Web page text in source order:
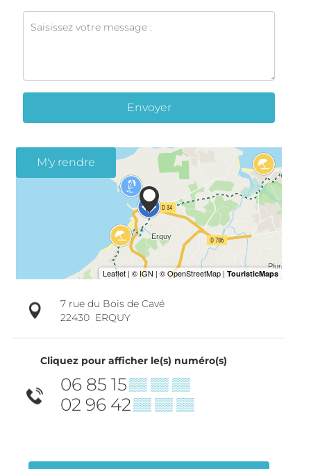
Envoyer
M'y rendre
7 rue du Bois de Cavé
22430 ERQUY
Cliquez pour afficher le(s) numéro(s)
06 85 15▒▒ ▒▒ ▒▒
02 96 42▒▒ ▒▒ ▒▒